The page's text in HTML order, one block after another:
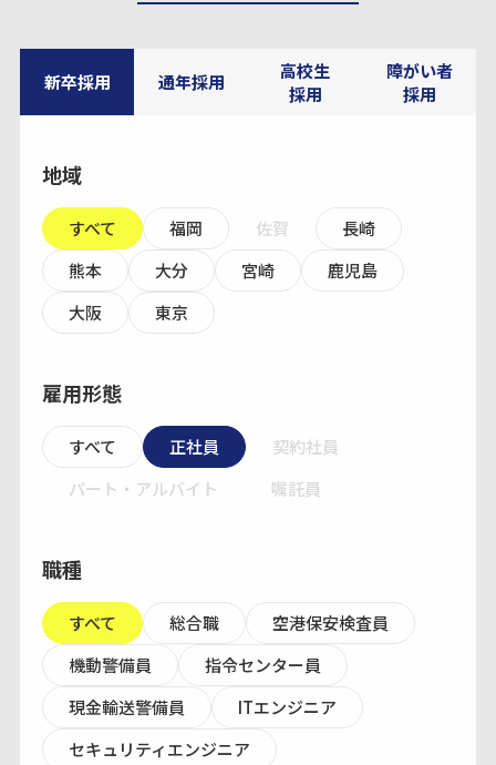
新卒採用 通年採用
高校生
採用
障がい者
採用
地域
すべて 福岡 佐賀
長崎
熊本
大分 宮崎
鹿児島
大阪
東京
雇用形態
すべて 正社員
契約社員
パート・アルバイト
嘱託員
職種
すべて 総合職
空港保安検査員
機動警備員
指令センター員
現金輸送警備員
ITエンジニア
セキュリティエンジニア